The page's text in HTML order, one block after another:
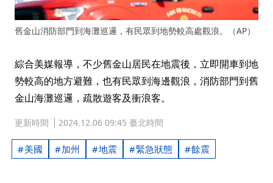
舊金山消防部門到海灘巡邏，有民眾到地勢較高處觀浪。（AP）
綜合美媒報導，不少舊金山居民在地震後，立即開車到地
勢較高的地方避難，也有民眾到海邊觀浪，消防部門到舊
金山海灘巡邏，疏散遊客及衝浪客。
更新時間 2024.12.06 09:45 臺北時間
美國 加州 地震 緊急狀態 餘震